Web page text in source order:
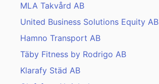
MLA Takvård AB
United Business Solutions Equity AB
Hamno Transport AB
Täby Fitness by Rodrigo AB
Klarafy Städ AB